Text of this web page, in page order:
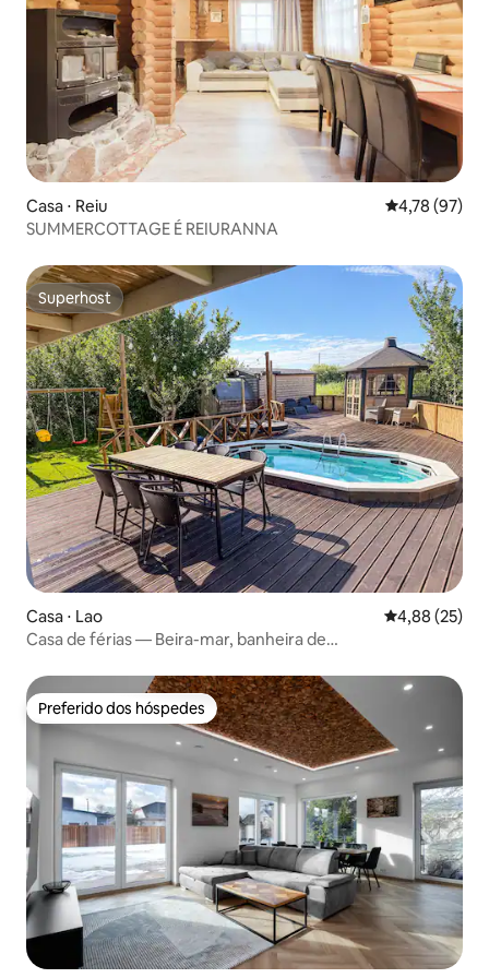
Casa ⋅ Reiu 4,78 de uma
4,78 (97)
SUMMERCOTTAGE É REIURANNA
Superhost
Superhost
Casa ⋅ Lao 4,88 de uma
4,88 (25)
Casa de férias — Beira-mar, banheira de
Preferido dos hóspedes
Preferido dos hóspedes